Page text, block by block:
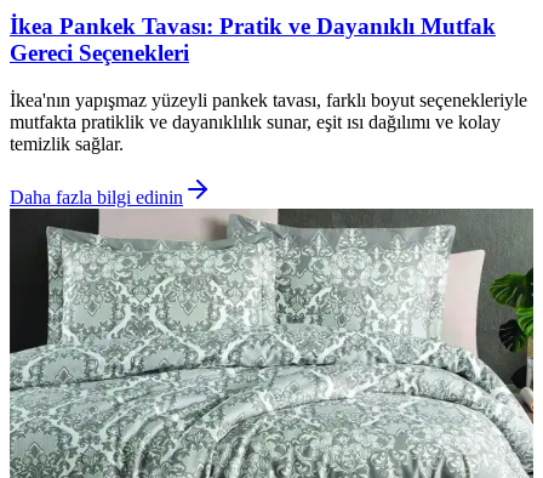
İkea Pankek Tavası: Pratik ve Dayanıklı Mutfak
Gereci Seçenekleri
İkea'nın yapışmaz yüzeyli pankek tavası, farklı boyut seçenekleriyle
mutfakta pratiklik ve dayanıklılık sunar, eşit ısı dağılımı ve kolay
temizlik sağlar.
Daha fazla bilgi edinin